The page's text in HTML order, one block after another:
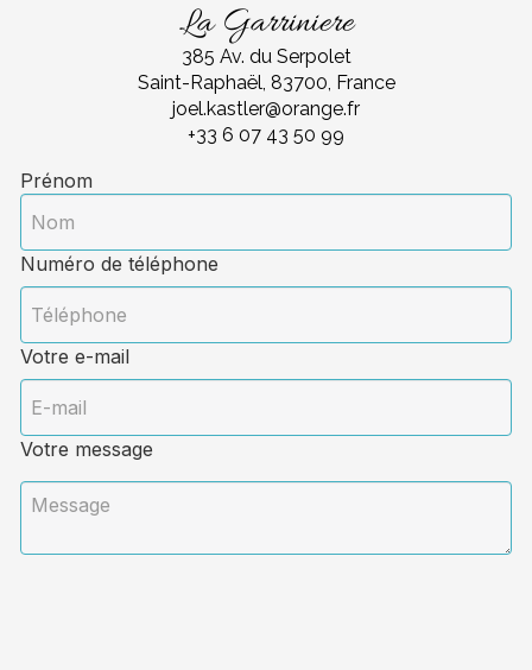
La Garriniere
385 Av. du Serpolet
Saint-Raphaël, 83700, France
joel.kastler@orange.fr
+33 6 07 43 50 99
Prénom
Numéro de téléphone
Votre e-mail
Votre message